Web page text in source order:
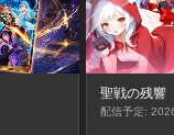
聖戦の残響
配信予定: